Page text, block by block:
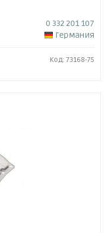
0 332 201 107
Германия
Код: 73168-75